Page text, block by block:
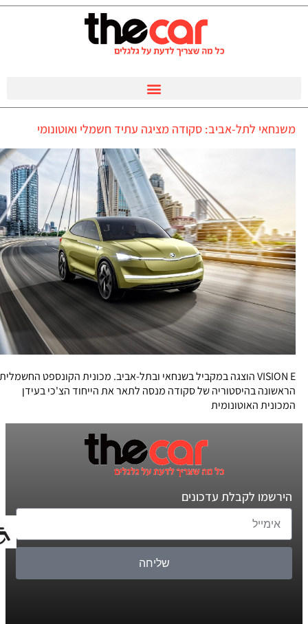
משנחאי לתל-אביב: סקודה מציגה עתיד חשמלי ואוטונומי
VISION E הוצגה במקביל בשנחאי ובתל-אביב. מכונית הקונספט החשמלית
הראשונה בהיסטוריה של סקודה מנסה לתאר את הייחוד הצ'כי בעידן
המכונית האוטונומית
הירשמו לקבלת עדכונים
שליחה